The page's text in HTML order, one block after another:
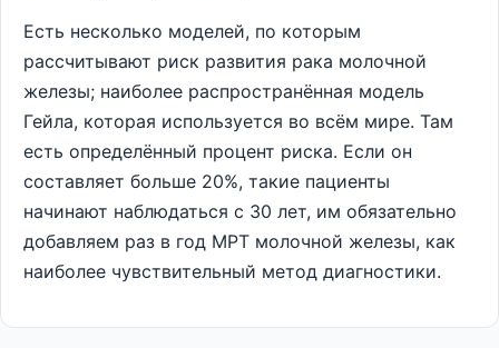
Есть несколько моделей, по которым
рассчитывают риск развития рака молочной
железы; наиболее распространённая модель
Гейла, которая используется во всём мире. Там
есть определённый процент риска. Если он
составляет больше 20%, такие пациенты
начинают наблюдаться с 30 лет, им обязательно
добавляем раз в год МРТ молочной железы, как
наиболее чувствительный метод диагностики.